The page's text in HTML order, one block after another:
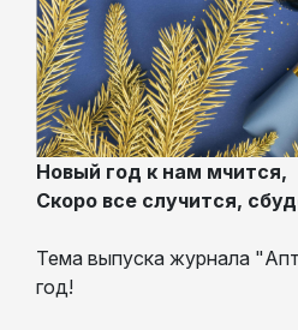
Новый год к нам мчится,
Скоро все случится,
Тема выпуска журнала
год!